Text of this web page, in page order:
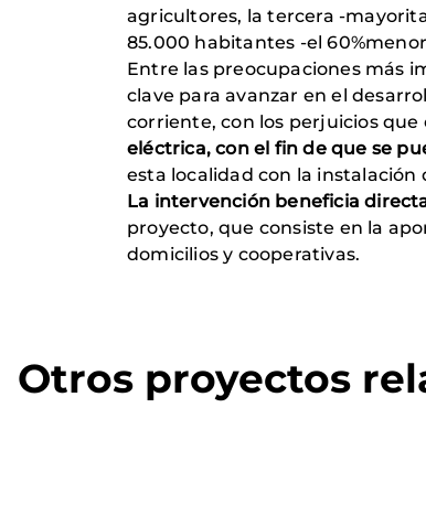
agricultores, la tercera -
85.000 habitantes -el
Entre las preocupaciones más
clave para avanzar en el
corriente, con los perjuicios
eléctrica, con el fin de que se
esta localidad con la
La intervención beneficia
proyecto, que consiste en la
domicilios y cooperativas.
Otros proyectos